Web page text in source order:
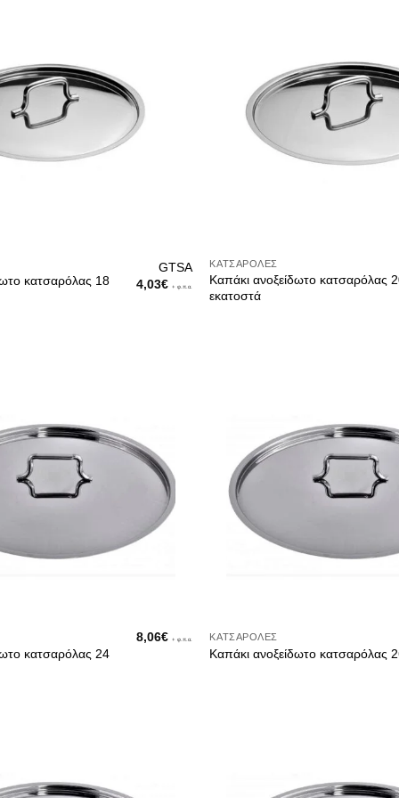
κατσαρόλας 18
GTSA
4,03€ + φ.π.α.
ΚΑΤΣΑΡΌΛΕΣ
Καπάκι ανοξείδωτο κατσαρόλας
εκατοστά
κατσαρόλας 24
8,06€ + φ.π.α. ΚΑΤΣΑΡΌΛΕΣ
Καπάκι ανοξείδωτο κατσαρόλας